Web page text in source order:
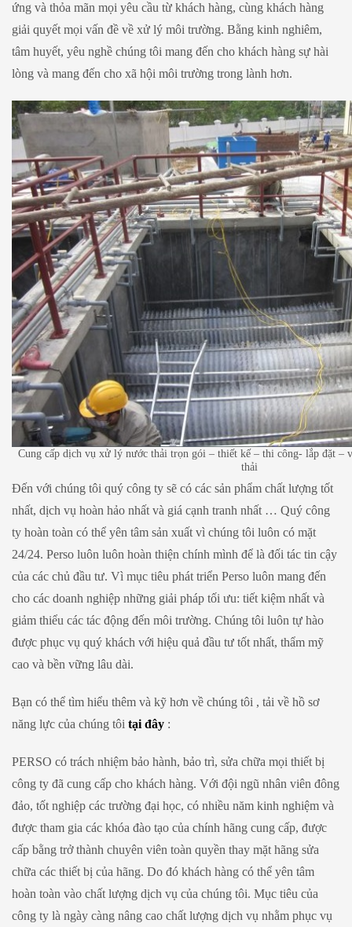
ứng và thỏa mãn mọi yêu cầu từ khách hàng, cùng khách hàng
giải quyết mọi vấn đề về xử lý môi trường. Bằng kinh nghiêm,
tâm huyết, yêu nghề chúng tôi mang đến cho khách hàng sự hài
lòng và mang đến cho xã hội môi trường trong lành hơn.
Cung cấp dịch vụ xử lý nước thải trọn gói – thiết kế – thi công- lắp đặt –
thải
Đến với chúng tôi quý công ty sẽ có các sản phẩm chất lượng tốt
nhất, dịch vụ hoàn hảo nhất và giá cạnh tranh nhất … Quý công
ty hoàn toàn có thể yên tâm sản xuất vì chúng tôi luôn có mặt
24/24. Perso luôn luôn hoàn thiện chính mình để là đối tác tin cậy
của các chủ đầu tư. Vì mục tiêu phát triển Perso luôn mang đến
cho các doanh nghiệp những giải pháp tối ưu: tiết kiệm nhất và
giảm thiểu các tác động đến môi trường. Chúng tôi luôn tự hào
được phục vụ quý khách với hiệu quả đầu tư tốt nhất, thẩm mỹ
cao và bền vững lâu dài.
Bạn có thể tìm hiểu thêm và kỹ hơn về chúng tôi , tải về hồ sơ
năng lực của chúng tôi tại đây :
PERSO có trách nhiệm bảo hành, bảo trì, sửa chữa mọi thiết bị
công ty đã cung cấp cho khách hàng. Với đội ngũ nhân viên đông
đảo, tốt nghiệp các trường đại học, có nhiều năm kinh nghiệm và
được tham gia các khóa đào tạo của chính hãng cung cấp, được
cấp bằng trở thành chuyên viên toàn quyền thay mặt hãng sửa
chữa các thiết bị của hãng. Do đó khách hàng có thể yên tâm
hoàn toàn vào chất lượng dịch vụ của chúng tôi. Mục tiêu của
công ty là ngày càng nâng cao chất lượng dịch vụ nhằm phục vụ